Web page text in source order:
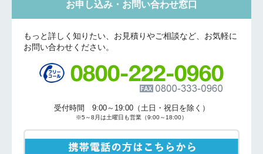
お申し込み・お問い合わせ窓口
もっと詳しく知りたい、お見積りやご相談など、お気軽に
お問い合わせください。
受付時間 9:00～19:00（土日・祝日を除く）
※5～8月は土曜日も営業（9:00～18:00）